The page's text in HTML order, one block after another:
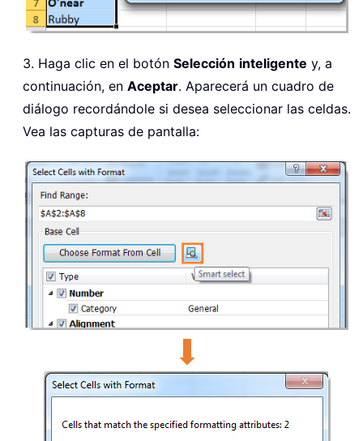
3. Haga clic en el botón Selección inteligente y, a
continuación, en Aceptar. Aparecerá un cuadro de
diálogo recordándole si desea seleccionar las celdas.
Vea las capturas de pantalla: